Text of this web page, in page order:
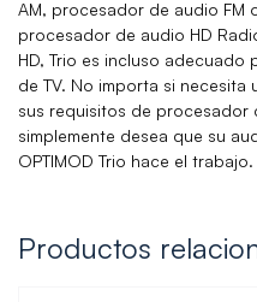
AM, procesador de audio FM
procesador de audio HD
HD, Trio es incluso
de TV. No importa si necesita
sus requisitos de procesador
simplemente desea que su
OPTIMOD Trio hace el trabajo.
Productos